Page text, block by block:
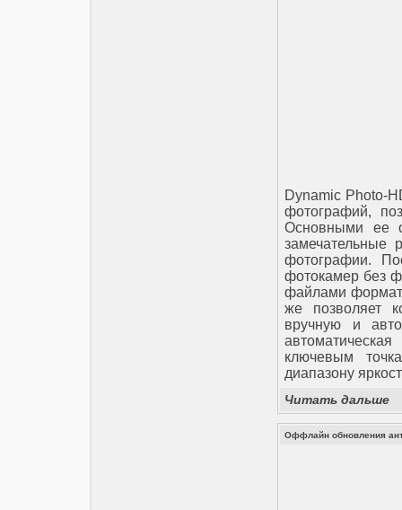
Dynamic Photo-
фотографий,
Основными ее
замечательные
фотографии.
фотокамер без
файлами
же позволяет
вручную и
ключевым
диапазону
Читать дальше
Оффлайн обновления